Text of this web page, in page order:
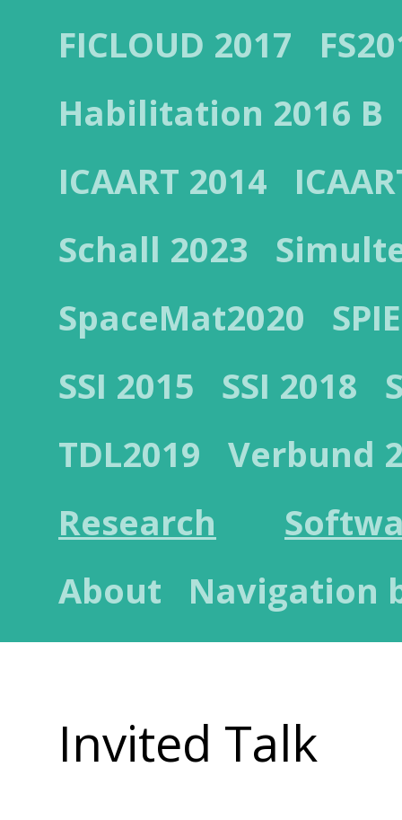
FICLOUD 2017
Habilitation 2016 B
ICAART 2014
Schall 2023
SpaceMat2020
SSI 2015
SSI 2018
TDL2019
Verbund
Research
About
Navigation
Invited Talk